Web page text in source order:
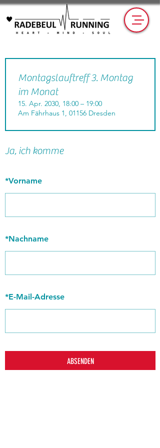
Ja, ich komme
*Vorname
*Nachname
*E-Mail-Adresse
ABSENDEN
Montagslauftreff 3. Montag
im Monat
15. Apr. 2030, 18:00 – 19:00
Am Fährhaus 1, 01156 Dresden